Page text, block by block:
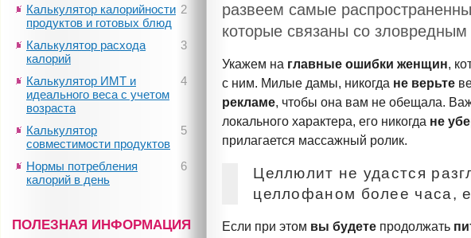
развеем самые
которые связаны со
Укажем на главные ошибки женщин,
с ним. Милые дамы, никогда не верьте
рекламе, чтобы она вам не обещала.
локального характера, его никогда не
прилагается массажный ролик.
Целлюлит не удастся
целлофаном более часа,
Если при этом вы будете продолжать
2
Калькулятор калорийности
продуктов и готовых блюд
3
Калькулятор расхода
калорий
4
Калькулятор ИМТ и
идеального веса с учетом
возраста
5
Калькулятор
совместимости продуктов
6
Нормы потребления
калорий в день
ПОЛЕЗНАЯ ИНФОРМАЦИЯ